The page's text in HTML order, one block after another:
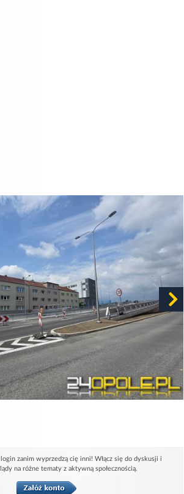
zanim wyprzedzą cię inni! Włącz się do dyskusji i
na różne tematy z aktywną społecznością.